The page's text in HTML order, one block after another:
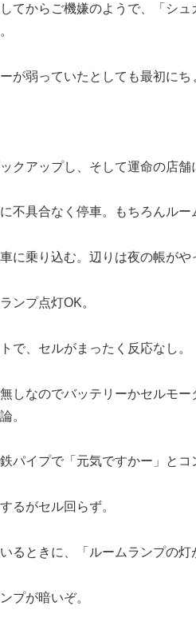
てからご機嫌のようで、「シ
が弱っていたとしても最初に
クアップし、そして運命の店
不具合なく停車。もちろんルー
に乗り込む。辺りは夜の帳がや
ンプ点灯OK。
で、セルがまったく反応なし。
しなのでバッテリーかセルモ
。
パイプで「元気ですかー」とコ
るがセル回らず。
るときに、「ルームランプの
プが暗いぞ。